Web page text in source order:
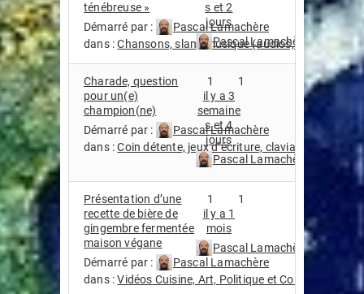
ténébreuse »
Démarré par :
Pascal Lamachère
dans :Chansons, slam, musique (audios, streaming,
s et 2
jours
Pascal Lamachère
Charade, question
pour un(e)
champion(ne)
Démarré par :
Pascal Lamachère
dans :Coin détente, jeux d’écriture, claviardage
1
1
il y a 3
semaine
s et 4
jours
Pascal Lamachère
Présentation d’une
recette de bière de
gingembre fermentée
maison végane
Démarré par :
Pascal Lamachère
dans :Vidéos Cuisine, Art, Politique et Compagnie
1
1
il y a 1
mois
Pascal Lamachère